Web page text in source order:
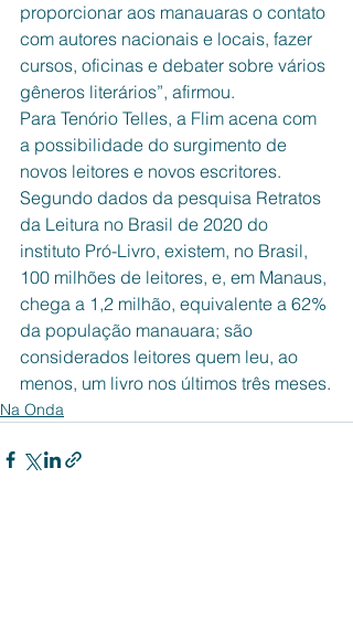
proporcionar aos manauaras o contato
com autores nacionais e locais, fazer
cursos, oficinas e debater sobre vários
gêneros literários”, afirmou.
Para Tenório Telles, a Flim acena com
a possibilidade do surgimento de
novos leitores e novos escritores.
Segundo dados da pesquisa Retratos
da Leitura no Brasil de 2020 do
instituto Pró-Livro, existem, no Brasil,
100 milhões de leitores, e, em Manaus,
chega a 1,2 milhão, equivalente a 62%
da população manauara; são
considerados leitores quem leu, ao
menos, um livro nos últimos três meses.
Na Onda